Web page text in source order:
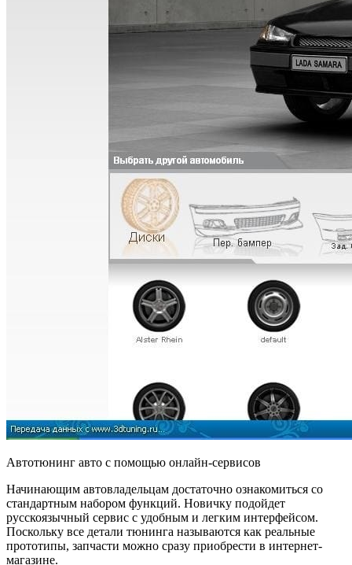
Автотюнинг авто с помощью онлайн-сервисов
Начинающим автовладельцам достаточно ознакомиться со
стандартным набором функций. Новичку подойдет
русскоязычный сервис с удобным и легким интерфейсом.
Поскольку все детали тюнинга называются как реальные
прототипы, запчасти можно сразу приобрести в интернет-
магазине.